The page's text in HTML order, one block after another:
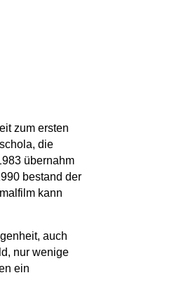
zum ersten
die
übernahm
bestand der
kann
auch
nur wenige
ein